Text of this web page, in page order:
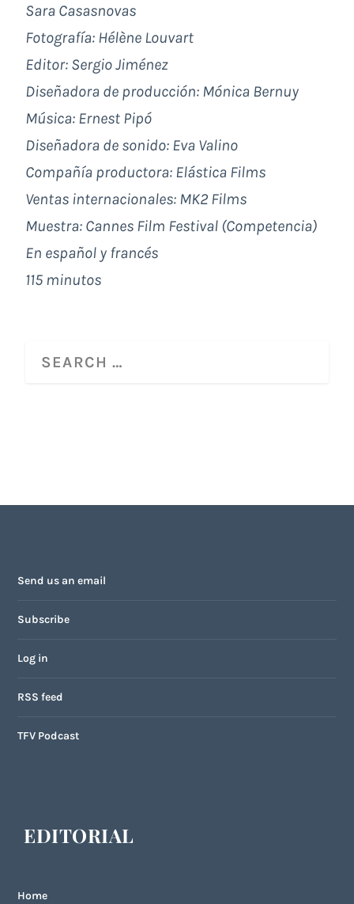
Sara Casasnovas
Fotografía: Hélène Louvart
Editor: Sergio Jiménez
Diseñadora de producción: Mónica Bernuy
Música: Ernest Pipó
Diseñadora de sonido: Eva Valino
Compañía productora: Elástica Films
Ventas internacionales: MK2 Films
Muestra: Cannes Film Festival (Competencia)
En español y francés
115 minutos
Send us an email
Subscribe
Log in
RSS feed
TFV Podcast
EDITORIAL
Home